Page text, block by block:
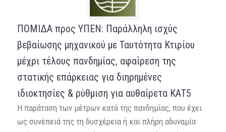
ΠΟΜΙΔΑ προς ΥΠΕΝ: Παράλληλη ισχύς
βεβαίωσης μηχανικού με Ταυτότητα Κτιρίου
μέχρι τέλους πανδημίας, αφαίρεση της
στατικής επάρκειας για διηρημένες
ιδιοκτησίες & ρύθμιση για αυθαίρετα ΚΑΤ5
Η παράταση των μέτρων κατά της πανδημίας, που έχει
ως συνέπειά της τη δυσχέρεια ή και πλήρη αδυναμία